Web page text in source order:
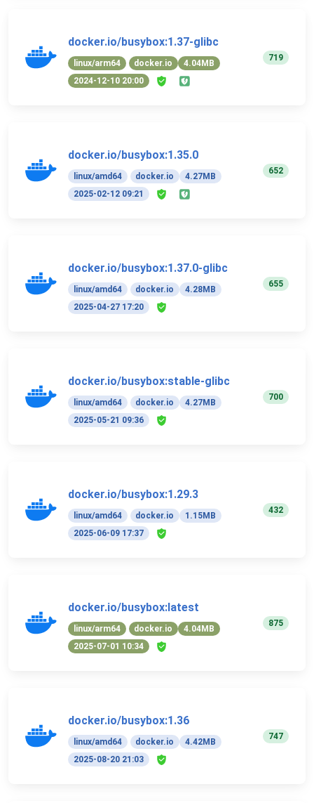
docker.io/busybox:1.37-glibc
linux/arm64 docker.io
4.04MB
2024-12-10 20:00
719
docker.io/busybox:1.35.0
linux/amd64 docker.io
4.27MB
2025-02-12 09:21
652
docker.io/busybox:1.37.0-glibc
linux/amd64 docker.io
4.28MB
2025-04-27 17:20
655
docker.io/busybox:stable-glibc
linux/amd64 docker.io
4.27MB
2025-05-21 09:36
700
docker.io/busybox:1.29.3
linux/amd64 docker.io
1.15MB
2025-06-09 17:37
432
docker.io/busybox:latest
linux/arm64 docker.io
4.04MB
2025-07-01 10:34
875
docker.io/busybox:1.36
linux/amd64 docker.io
4.42MB
2025-08-20 21:03
747